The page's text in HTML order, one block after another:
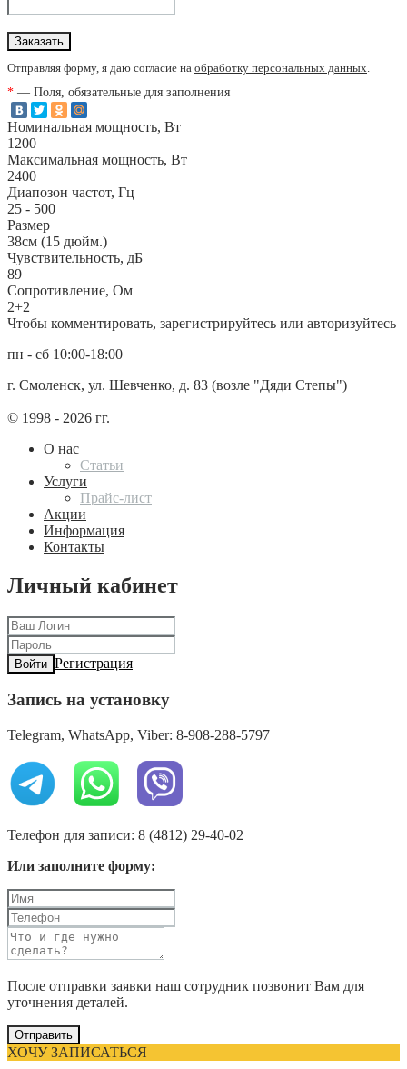
Отправляя форму, я даю согласие на обработку персональных данных.
* — Поля, обязательные для заполнения
Номинальная мощность, Вт
1200
Максимальная мощность, Вт
2400
Диапозон частот, Гц
25 - 500
Размер
38см (15 дюйм.)
Чувствительность, дБ
89
Сопротивление, Ом
2+2
Чтобы комментировать, зарегистрируйтесь или авторизуйтесь
пн - сб 10:00-18:00
г. Смоленск, ул. Шевченко, д. 83 (возле "Дяди Степы")
© 1998 - 2026 гг.
О нас
Статьи
Услуги
Прайс-лист
Акции
Информация
Контакты
Личный кабинет
Войти Регистрация
Запись на установку
Telegram, WhatsApp, Viber: 8-908-288-5797
Телефон для записи: 8 (4812) 29-40-02
Или заполните форму:
После отправки заявки наш сотрудник позвонит Вам для
уточнения деталей.
Отправить
ХОЧУ ЗАПИСАТЬСЯ